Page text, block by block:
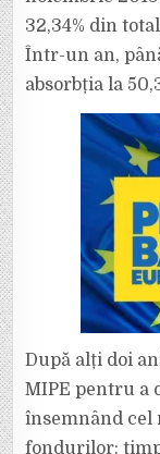
32,34% din
Într-un an,
absorbția la
După alți doi
MIPE pentru a
însemnând cel
fondurilor: